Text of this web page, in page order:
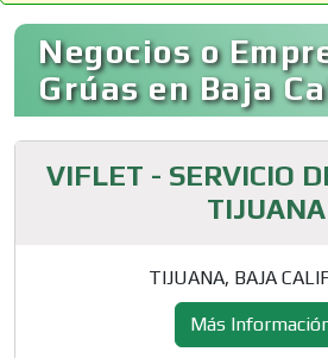
Negocios o
Grúas en Baja
VIFLET - SERVICIO
TIJUANA
TIJUANA, BAJA
Más